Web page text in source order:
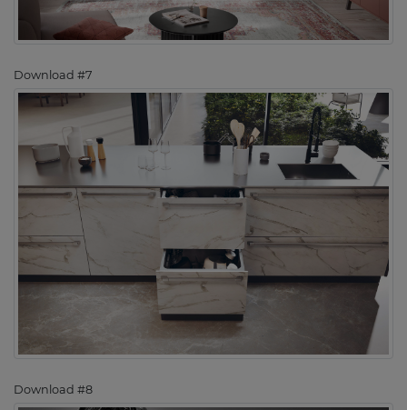
Download #7
Download #8